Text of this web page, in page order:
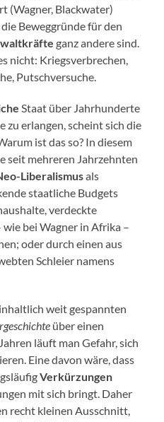
(Wagner, Blackwater)
Beweggründe für den
ganz andere sind.
nicht: Kriegsverbrechen,
Putschversuche.
Staat über Jahrhunderte
erlangen, scheint sich die
ist das so? In diesem
seit mehreren Jahrzehnten
Liberalismusals
staatliche Budgets
verdeckte
wie bei Wagner in Afrika –
oder durch einen aus
Schleier namens
weit gespannten
über einen
läuft man Gefahr, sich
Eine davon wäre, dass
Verkürzungen
mit sich bringt. Daher
recht kleinen Ausschnitt,